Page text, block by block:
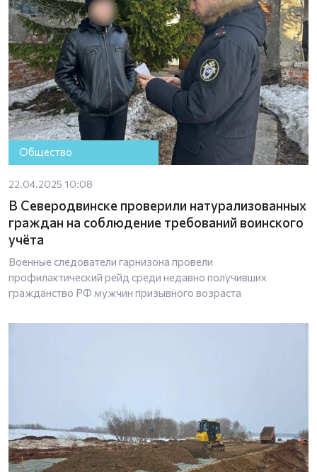
Общество
22.04.2025 10:08
В Северодвинске проверили натурализованных
граждан на соблюдение требований воинского
учёта
Военные следователи гарнизона провели
профилактический рейд среди недавно получивших
гражданство РФ мужчин призывного возраста